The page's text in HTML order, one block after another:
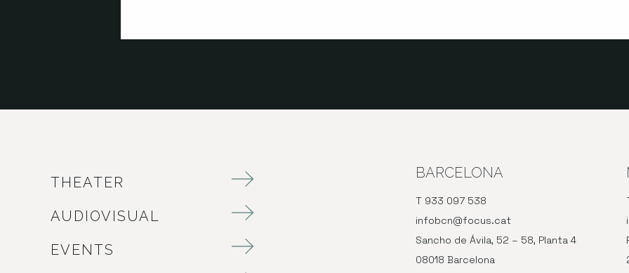
THEATER
AUDIOVISUAL
EVENTS
BARCELONA
T 933 097 538
infobcn@focus.cat
Sancho de Ávila, 52 – 58, Planta 4
08018 Barcelona